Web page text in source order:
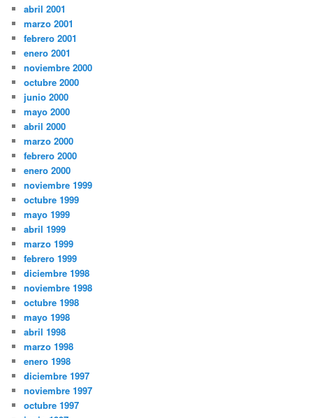
abril 2001
marzo 2001
febrero 2001
enero 2001
noviembre 2000
octubre 2000
junio 2000
mayo 2000
abril 2000
marzo 2000
febrero 2000
enero 2000
noviembre 1999
octubre 1999
mayo 1999
abril 1999
marzo 1999
febrero 1999
diciembre 1998
noviembre 1998
octubre 1998
mayo 1998
abril 1998
marzo 1998
enero 1998
diciembre 1997
noviembre 1997
octubre 1997